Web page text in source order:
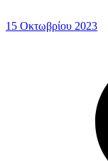
15 Οκτωβρίου 2023